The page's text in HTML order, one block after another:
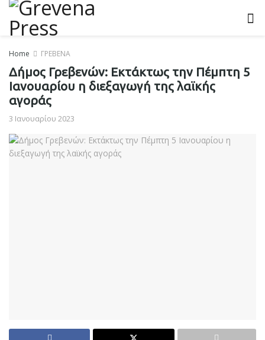
Home ΓΡΕΒΕΝΑ
Δήμος Γρεβενών: Εκτάκτως την Πέμπτη 5
Ιανουαρίου η διεξαγωγή της λαϊκής
αγοράς
3 Ιανουαρίου 2023